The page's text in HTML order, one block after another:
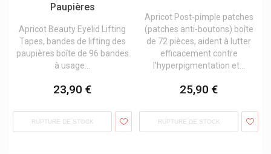
Avène Produits / Avène Eau Thermale
Avent
Awa's Cosmetics
Axitrans Anti-Transpirants
Paupières
Apricot Beauty Eyelid Lifting
Tapes, bandes de lifting des
paupières boîte de 96 bandes
à usage...
23,90 €
RUPTURE DE STOCK
Apricot Post-pimple patches
(patches anti-boutons) boîte
de 72 pièces, aident à lutter
efficacement contre
l’hyperpigmentation et...
25,90 €
RUPTURE DE STOCK